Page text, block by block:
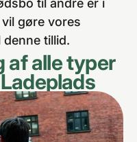
til andre er i
gøre vores
tillid.
af alle typer